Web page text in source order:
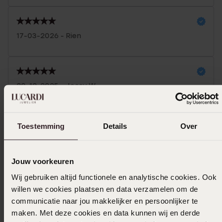
Toestemming Details Over
Jouw voorkeuren
Wij gebruiken altijd functionele en analytische cookies. Ook
willen we cookies plaatsen en data verzamelen om de
communicatie naar jou makkelijker en persoonlijker te
maken. Met deze cookies en data kunnen wij en derde
17-03-2026 - Rien
20-12-2025 - Jessy W.
Ook leuk voor jou